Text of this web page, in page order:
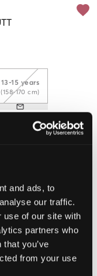
and ads, to
our traffic.
use of our site with
partners who
you’ve
from your use
13-15 years
(158-170 cm)